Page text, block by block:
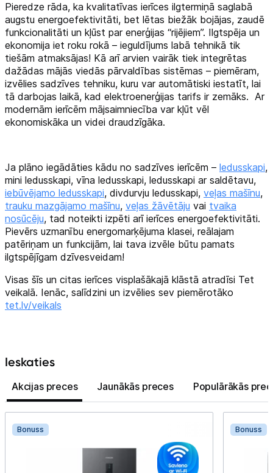
Pieredze rāda, ka kvalitatīvas ierīces ilgtermiņā saglabā
augstu energoefektivitāti, bet lētas biežāk bojājas, zaudē
funkcionalitāti un kļūst par enerģijas “rijējiem”. Ilgtspēja un
ekonomija iet roku rokā – ieguldījums labā tehnikā tik
tiešām atmaksājas! Kā arī arvien vairāk tiek integrētas
dažādas mājās viedās pārvaldības sistēmas – piemēram,
izvēlies sadzīves tehniku, kuru var automātiski iestatīt, lai
tā darbojas laikā, kad elektroenerģijas tarifs ir zemāks. Ar
modernām ierīcēm mājsaimniecība var kļūt vēl
ekonomiskāka un videi draudzīgāka.
Ja plāno iegādāties kādu no sadzīves ierīcēm – ledusskapi,
mini ledusskapi, vīna ledusskapi, ledusskapi ar saldētavu,
iebūvējamo ledusskapi, divdurvju ledusskapi, veļas mašīnu,
trauku mazgājamo mašīnu, veļas žāvētāju vai tvaika
nosūcēju, tad noteikti izpēti arī ierīces energoefektivitāti.
Pievērs uzmanību energomarķējuma klasei, reālajam
patēriņam un funkcijām, lai tava izvēle būtu pamats
ilgtspējīgam dzīvesveidam!
Visas šīs un citas ierīces visplašākajā klāstā atradīsi Tet
veikalā. Ienāc, salīdzini un izvēlies sev piemērotāko
tet.lv/veikals
Ieskaties
Akcijas preces Jaunākās preces Populārākās
Bonuss Bonuss